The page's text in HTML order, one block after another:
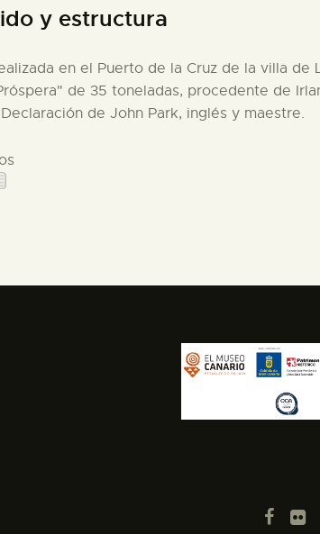
y estructura
en el Puerto de la Cruz de la villa
de 35 toneladas, procedente de
de John Park, inglés y maestre.